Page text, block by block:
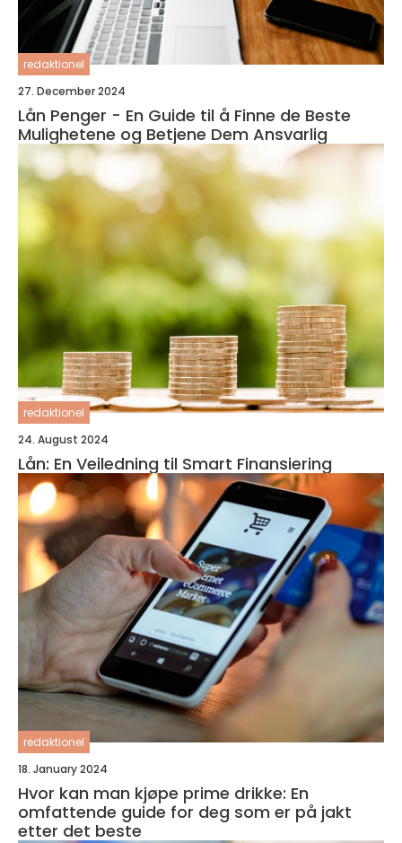
redaktionel
27. December 2024
Lån Penger - En Guide til å Finne de Beste
Mulighetene og Betjene Dem Ansvarlig
redaktionel
24. August 2024
Lån: En Veiledning til Smart Finansiering
redaktionel
18. January 2024
Hvor kan man kjøpe prime drikke: En
omfattende guide for deg som er på jakt
etter det beste